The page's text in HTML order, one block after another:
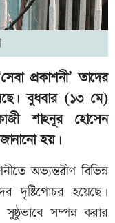
প্রকাশনী’ তাদের
বুধবার (১৩ মে)
শাহনূর হোসেন
হয়।
অভ্যন্তরীণ বিভিন্ন
দৃষ্টিগোচর হয়েছে।
সম্পন্ন করার